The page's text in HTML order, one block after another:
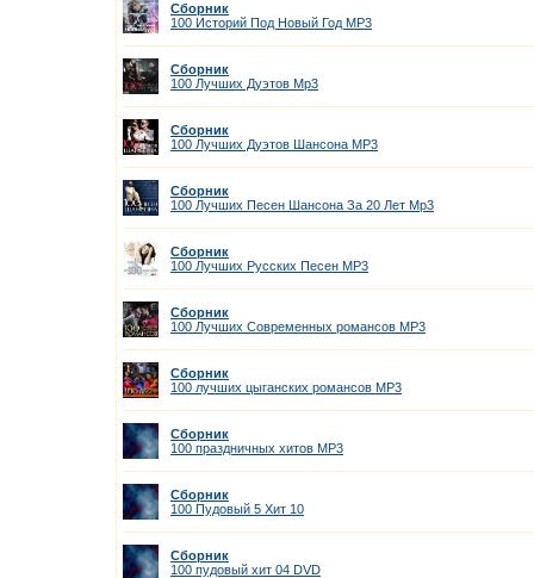
Сборник
100 Историй Под Новый Год MP3
Сборник
100 Лучших Дуэтов Мр3
Сборник
100 Лучших Дуэтов Шансона MP3
Сборник
100 Лучших Песен Шансона За 20 Лет Мр3
Сборник
100 Лучших Русских Песен MP3
Сборник
100 Лучших Современных романсов MP3
Сборник
100 лучших цыганских романсов MP3
Сборник
100 праздничных хитов MP3
Сборник
100 Пудовый 5 Хит 10
Сборник
100 пудовый хит 04 DVD